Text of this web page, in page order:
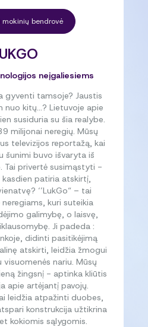
bendrovė
neįgaliesiems
gyventi tamsoje? Jaustis
nuo kitų…? Lietuvoje apie
susiduria su šia realybe.
milijonai neregių. Mūsų
televizijos reportažą, kai
šunimi buvo išvaryta iš
Tai privertė susimąstyti -
patiria atskirtį,
‘’LukGo“ – tai
kuri suteikia
galimybę, o laisvę,
Ji padeda :
didinti pasitikėjimą
atskirti, leidžia žmogui
visuomenės nariu. Mūsų
žingsnį - aptinka kliūtis
apie artėjantį pavojų.
leidžia atpažinti duobes,
konstrukcija užtikrina
kokiomis sąlygomis.